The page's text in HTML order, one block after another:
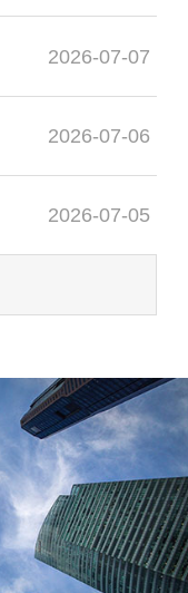
2026-07-07
2026-07-06
2026-07-05